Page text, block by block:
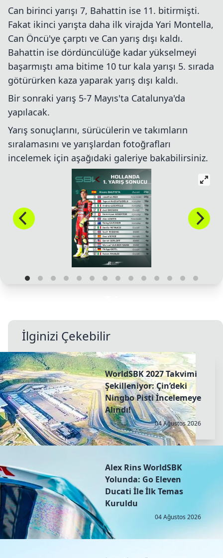
Can birinci yarışı 7, Bahattin ise 11. bitirmişti.
Fakat ikinci yarışta daha ilk virajda Yari Montella,
Can Öncü'ye çarptı ve Can yarış dışı kaldı.
Bahattin ise dördüncülüğe kadar yükselmeyi
başarmıştı ama bitime 10 tur kala yarışı 5. sırada
götürürken kaza yaparak yarış dışı kaldı.
Bir sonraki yarış 5-7 Mayıs'ta Catalunya'da
yapılacak.
Yarış sonuçlarını, sürücülerin ve takımların
sıralamasını ve yarışlardan fotoğrafları
incelemek için aşağıdaki galeriye bakabilirsiniz.
İlginizi Çekebilir
WorldSBK 2027 Takvimi
Şekilleniyor: Çin’deki
Ningbo Pisti İncelemeye
Alındı!
04 Ağustos 2026
Alex Rins WorldSBK
Yolunda: Go Eleven
Ducati İle İlk Temas
Kuruldu
04 Ağustos 2026